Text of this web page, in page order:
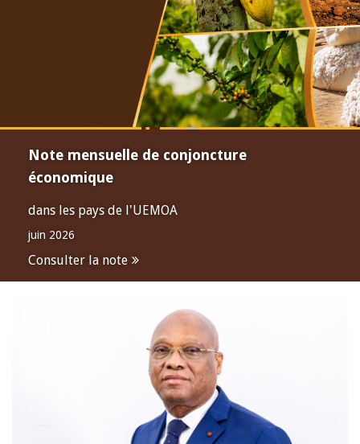
Note mensuelle de conjoncture
économique
dans les pays de l'UEMOA
juin 2026
Consulter la note